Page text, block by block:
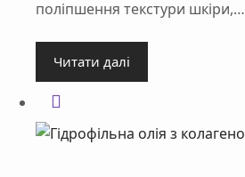
поліпшення текстури шкіри,…
Читати далі